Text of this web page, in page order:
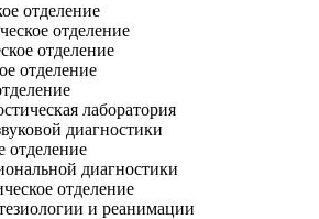
отделение
отделение
отделение
отделение
лаборатория
диагностики
отделение
диагностики
отделение
и реанимации